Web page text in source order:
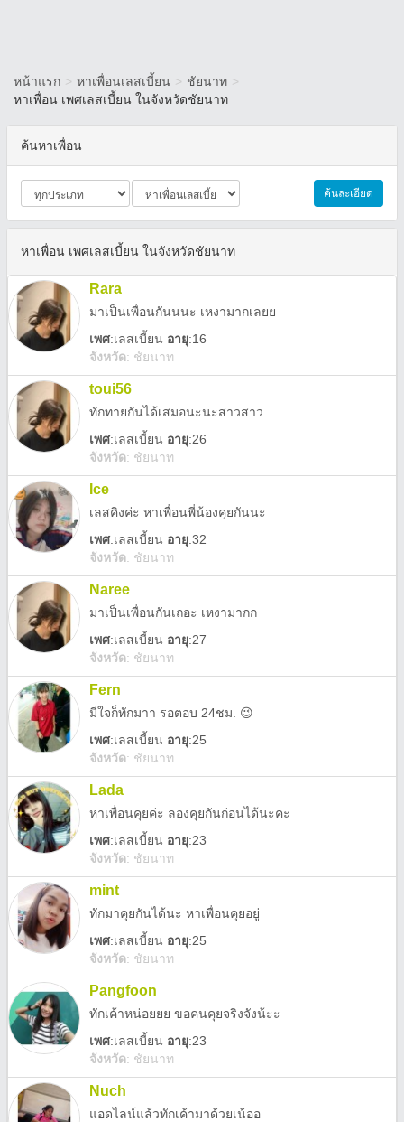
หน้าแรก > หาเพื่อนเลสเบี้ยน > ชัยนาท >
หาเพื่อน เพศเลสเบี้ยน ในจังหวัดชัยนาท
ค้นหาเพื่อน
ค้นละเอียด
หาเพื่อน เพศเลสเบี้ยน ในจังหวัดชัยนาท
Rara
มาเป็นเพื่อนกันนนะ เหงามากเลยย
เพศ:เลสเบี้ยน อายุ:16
จังหวัด: ชัยนาท
toui56
ทักทายกันได้เสมอนะนะสาวสาว
เพศ:เลสเบี้ยน อายุ:26
จังหวัด: ชัยนาท
Ice
เลสคิงค่ะ หาเพื่อนพี่น้องคุยกันนะ
เพศ:เลสเบี้ยน อายุ:32
จังหวัด: ชัยนาท
Naree
มาเป็นเพื่อนกันเถอะ เหงามากก
เพศ:เลสเบี้ยน อายุ:27
จังหวัด: ชัยนาท
Fern
มีใจก็ทักมาา รอตอบ 24ชม. 😉
เพศ:เลสเบี้ยน อายุ:25
จังหวัด: ชัยนาท
Lada
หาเพื่อนคุยค่ะ ลองคุยกันก่อนได้นะคะ
เพศ:เลสเบี้ยน อายุ:23
จังหวัด: ชัยนาท
mint
ทักมาคุยกันได้นะ หาเพื่อนคุยอยู่
เพศ:เลสเบี้ยน อายุ:25
จังหวัด: ชัยนาท
Pangfoon
ทักเค้าหน่อยยย ขอคนคุยจริงจังน้ะะ
เพศ:เลสเบี้ยน อายุ:23
จังหวัด: ชัยนาท
Nuch
แอดไลน์แล้วทักเค้ามาด้วยเน้ออ